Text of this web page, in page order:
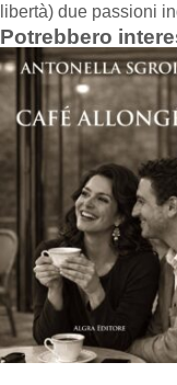
libertà) due passioni
Potrebbero